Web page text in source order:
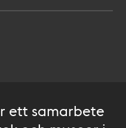
ett samarbete